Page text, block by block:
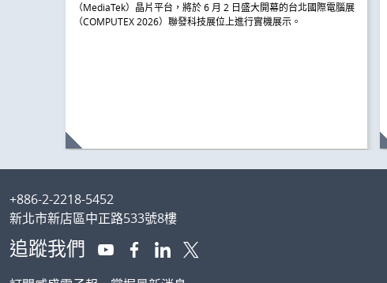
（MediaTek）晶片平台，將於 6 月 2 日盛大開幕的台北國際電腦展
（COMPUTEX 2026）聯發科技展位上進行實機展示。
Footer
+886-2-2218-5452
新北市新店區中正路533號8樓
追蹤我們